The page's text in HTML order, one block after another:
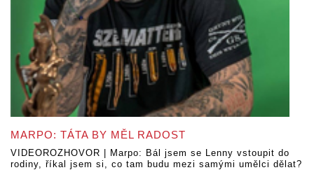
MARPO: TÁTA BY MĚL RADOST
VIDEOROZHOVOR | Marpo: Bál jsem se Lenny vstoupit do
rodiny, říkal jsem si, co tam budu mezi samými umělci dělat?